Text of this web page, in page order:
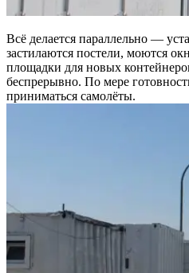
Всё делается параллельно —
застилаются постели, моются
площадки для новых
беспрерывно. По мере
приниматься самолёты.